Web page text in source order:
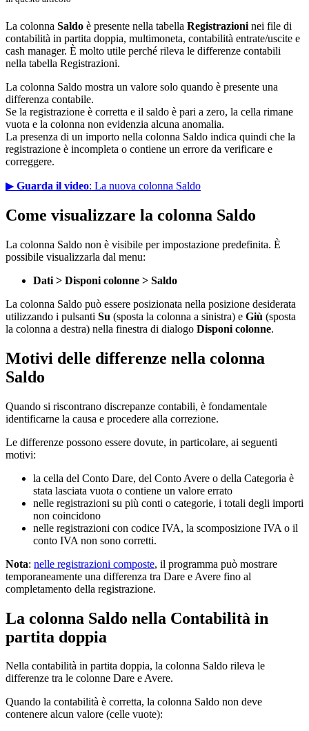
La colonna Saldo è presente nella tabella Registrazioni nei file di
contabilità in partita doppia, multimoneta, contabilità entrate/uscite e
cash manager. È molto utile perché rileva le differenze contabili
nella tabella Registrazioni.
La colonna Saldo mostra un valore solo quando è presente una
differenza contabile.
Se la registrazione è corretta e il saldo è pari a zero, la cella rimane
vuota e la colonna non evidenzia alcuna anomalia.
La presenza di un importo nella colonna Saldo indica quindi che la
registrazione è incompleta o contiene un errore da verificare e
correggere.
▶ Guarda il video: La nuova colonna Saldo
Come visualizzare la colonna Saldo
La colonna Saldo non è visibile per impostazione predefinita. È
possibile visualizzarla dal menu:
Dati > Disponi colonne > Saldo
La colonna Saldo può essere posizionata nella posizione desiderata
utilizzando i pulsanti Su (sposta la colonna a sinistra) e Giù (sposta
la colonna a destra) nella finestra di dialogo Disponi colonne.
Motivi delle differenze nella colonna
Saldo
Quando si riscontrano discrepanze contabili, è fondamentale
identificarne la causa e procedere alla correzione.
Le differenze possono essere dovute, in particolare, ai seguenti
motivi:
la cella del Conto Dare, del Conto Avere o della Categoria è
stata lasciata vuota o contiene un valore errato
nelle registrazioni su più conti o categorie, i totali degli importi
non coincidono
nelle registrazioni con codice IVA, la scomposizione IVA o il
conto IVA non sono corretti.
Nota: nelle registrazioni composte, il programma può mostrare
temporaneamente una differenza tra Dare e Avere fino al
completamento della registrazione.
La colonna Saldo nella Contabilità in
partita doppia
Nella contabilità in partita doppia, la colonna Saldo rileva le
differenze tra le colonne Dare e Avere.
Quando la contabilità è corretta, la colonna Saldo non deve
contenere alcun valore (celle vuote):